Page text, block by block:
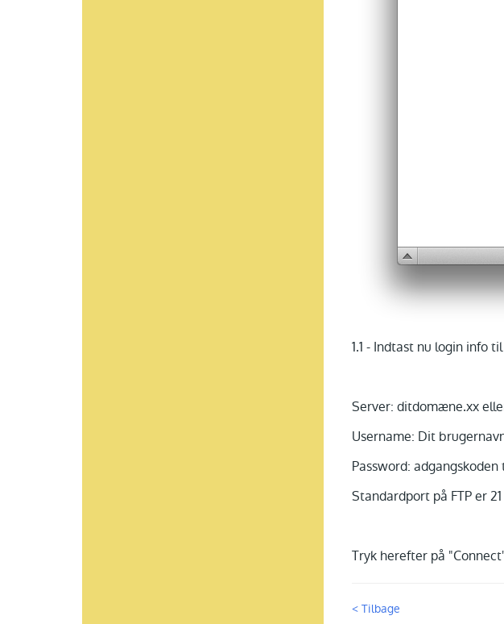
1.1 - Indtast nu login info
Server: ditdomæne.xx
Username: Dit
Password:
Standardport på FTP er 21
Tryk herefter på
< Tilbage